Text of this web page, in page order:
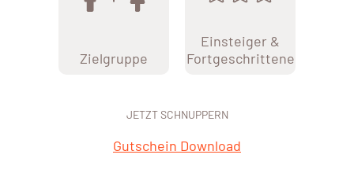
Zielgruppe
Einsteiger &
Fortgeschrittene
JETZT SCHNUPPERN
Gutschein Download